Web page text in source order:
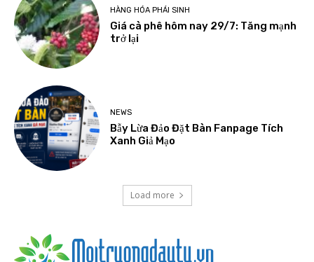
HÀNG HÓA PHÁI SINH
Giá cà phê hôm nay 29/7: Tăng mạnh
trở lại
NEWS
Bẫy Lừa Đảo Đặt Bàn Fanpage Tích
Xanh Giả Mạo
Load more